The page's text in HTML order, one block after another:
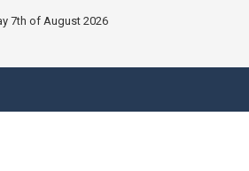
7th of August 2026